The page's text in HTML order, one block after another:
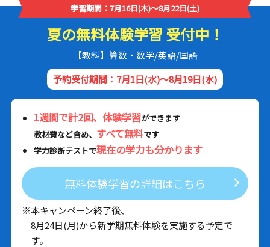
学習期間：7月16日(木)～8月22日(土)
夏の無料体験学習 受付中！
【教科】算数・数学/英語/国語
予約受付期間：7月1日(水)～8月19日(水)
1週間で計2回、体験学習ができます
教材費など含め、 すべて無料です
学力診断テストで現在の学力も分かります
無料体験学習の詳細はこちら
※本キャンペーン終了後、
8月24日(月)から新学期無料体験を実施する予定で
す。